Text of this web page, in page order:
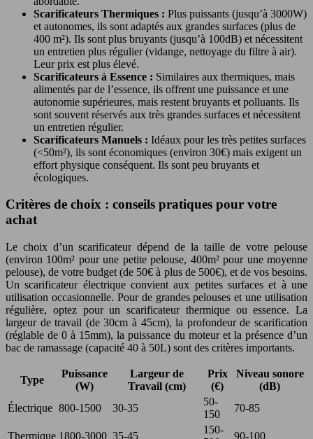
Scarificateurs Thermiques : Plus puissants (jusqu’à 3000W)
et autonomes, ils sont adaptés aux grandes surfaces (plus de
400 m²). Ils sont plus bruyants (jusqu’à 100dB) et nécessitent
un entretien plus régulier (vidange, nettoyage du filtre à air).
Leur prix est plus élevé.
Scarificateurs à Essence : Similaires aux thermiques, mais
alimentés par de l’essence, ils offrent une puissance et une
autonomie supérieures, mais restent bruyants et polluants. Ils
sont souvent réservés aux très grandes surfaces et nécessitent
un entretien régulier.
Scarificateurs Manuels : Idéaux pour les très petites surfaces
(<50m²), ils sont économiques (environ 30€) mais exigent un
effort physique conséquent. Ils sont peu bruyants et
écologiques.
Critères de choix : conseils pratiques pour votre
achat
Le choix d’un scarificateur dépend de la taille de votre pelouse
(environ 100m² pour une petite pelouse, 400m² pour une moyenne
pelouse), de votre budget (de 50€ à plus de 500€), et de vos besoins.
Un scarificateur électrique convient aux petites surfaces et à une
utilisation occasionnelle. Pour de grandes pelouses et une utilisation
régulière, optez pour un scarificateur thermique ou essence. La
largeur de travail (de 30cm à 45cm), la profondeur de scarification
(réglable de 0 à 15mm), la puissance du moteur et la présence d’un
bac de ramassage (capacité 40 à 50L) sont des critères importants.
Type
Puissance
(W)
Largeur de
Travail (cm)
Prix
(€)
Niveau sonore
(dB)
Électrique 800-1500 30-35
50-
150
70-85
Thermique 1800-3000 35-45
150-
90-100